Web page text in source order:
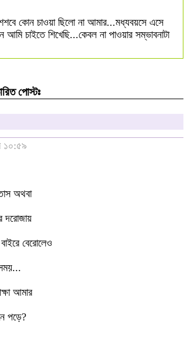
কোন চাওয়া ছিলো না আমার...মধ্যবয়সে এসে
আমি চাইতে শিখেছি...কেবল না পাওয়ার সম্ভাবনাটা
পোস্টঃ
১০:৫৯
অথবা
দরোজায়
বেরোলেও
আমার
পড়ে?